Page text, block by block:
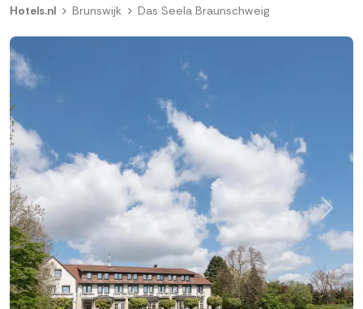
Hotels.nl Brunswijk Das Seela Braunschweig